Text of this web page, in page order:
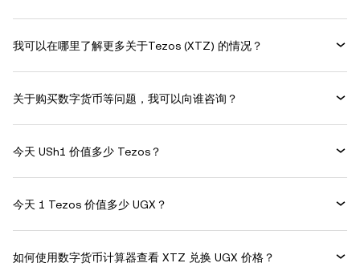
我可以在哪里了解更多关于Tezos (XTZ) 的情况？
关于购买数字货币等问题，我可以向谁咨询？
今天 USh1 价值多少 Tezos？
今天 1 Tezos 价值多少 UGX？
如何使用数字货币计算器查看 XTZ 兑换 UGX 价格？